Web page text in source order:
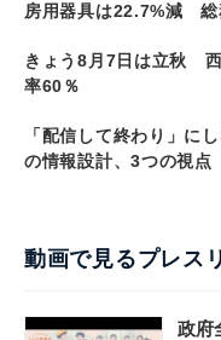
房用器具は22.7%減 総
きょう8月7日は立秋
率60％
「配信して終わり」に
の情報設計、3つの視点
動画で見るプレス
政府